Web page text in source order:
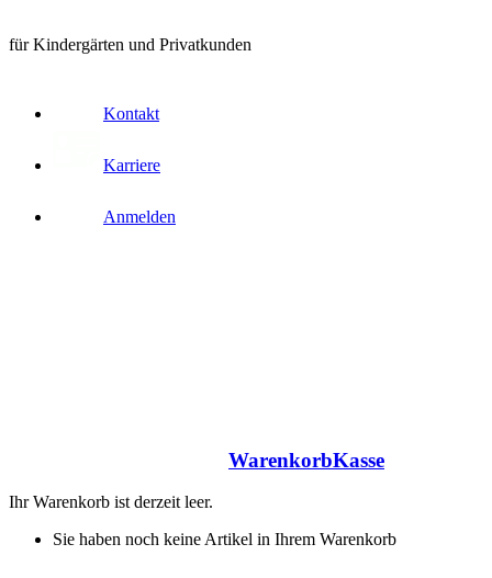
für Kindergärten und Privatkunden
Kontakt
Karriere
Anmelden
WarenkorbKasse
Ihr Warenkorb ist derzeit leer.
Sie haben noch keine Artikel in Ihrem Warenkorb